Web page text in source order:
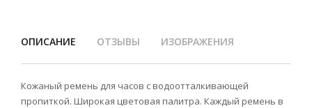
ОПИСАНИЕ ОТЗЫВЫ ИЗОБРАЖЕНИЯ
Кожаный ремень для часов с водоотталкивающей
пропиткой. Широкая цветовая палитра. Каждый ремень в